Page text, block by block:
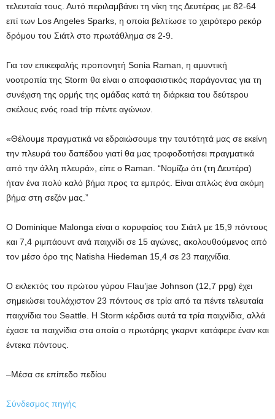
τελευταία τους. Αυτό περιλαμβάνει τη νίκη της Δευτέρας με 82-64
επί των Los Angeles Sparks, η οποία βελτίωσε το χειρότερο ρεκόρ
δρόμου του Σιάτλ στο πρωτάθλημα σε 2-9.
Για τον επικεφαλής προπονητή Sonia Raman, η αμυντική
νοοτροπία της Storm θα είναι ο αποφασιστικός παράγοντας για τη
συνέχιση της ορμής της ομάδας κατά τη διάρκεια του δεύτερου
σκέλους ενός road trip πέντε αγώνων.
«Θέλουμε πραγματικά να εδραιώσουμε την ταυτότητά μας σε εκείνη
την πλευρά του δαπέδου γιατί θα μας τροφοδοτήσει πραγματικά
από την άλλη πλευρά», είπε ο Raman. “Νομίζω ότι (τη Δευτέρα)
ήταν ένα πολύ καλό βήμα προς τα εμπρός. Είναι απλώς ένα ακόμη
βήμα στη σεζόν μας.”
Ο Dominique Malonga είναι ο κορυφαίος του Σιάτλ με 15,9 πόντους
και 7,4 ριμπάουντ ανά παιχνίδι σε 15 αγώνες, ακολουθούμενος από
τον μέσο όρο της Natisha Hiedeman 15,4 σε 23 παιχνίδια.
Ο εκλεκτός του πρώτου γύρου Flau’jae Johnson (12,7 ppg) έχει
σημειώσει τουλάχιστον 23 πόντους σε τρία από τα πέντε τελευταία
παιχνίδια του Seattle. Η Storm κέρδισε αυτά τα τρία παιχνίδια, αλλά
έχασε τα παιχνίδια στα οποία ο πρωτάρης γκαρντ κατάφερε έναν και
έντεκα πόντους.
–Μέσα σε επίπεδο πεδίου
Σύνδεσμος πηγής